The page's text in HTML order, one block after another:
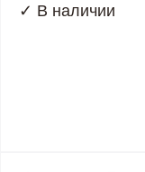
✓ В наличии